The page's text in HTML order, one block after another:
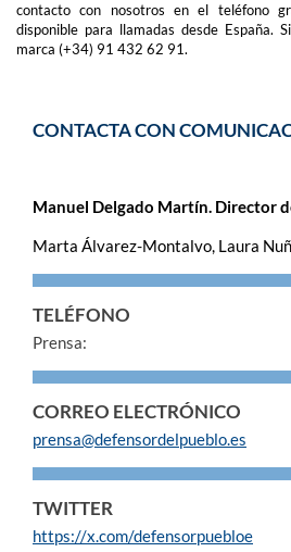
contacto con nosotros en el teléfono
disponible para llamadas desde España.
marca (+34) 91 432 62 91.
CONTACTA CON
Manuel Delgado Martín. Director
Marta Álvarez-Montalvo, Laura
TELÉFONO
Prensa:
CORREO ELECTRÓNICO
prensa@defensordelpueblo.es
TWITTER
https://x.com/defensorpuebloe